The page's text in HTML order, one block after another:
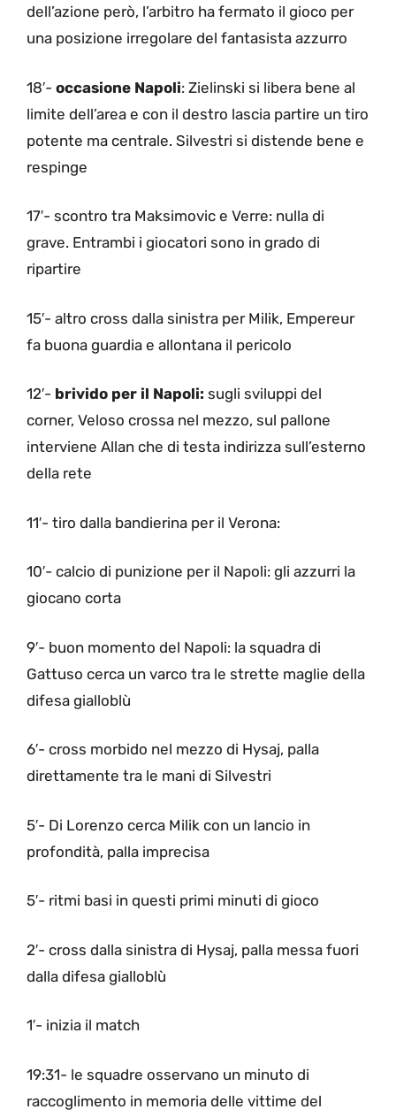
dell’azione però, l’arbitro ha fermato il gioco per
una posizione irregolare del fantasista azzurro
18′- occasione Napoli: Zielinski si libera bene al
limite dell’area e con il destro lascia partire un tiro
potente ma centrale. Silvestri si distende bene e
respinge
17′- scontro tra Maksimovic e Verre: nulla di
grave. Entrambi i giocatori sono in grado di
ripartire
15′- altro cross dalla sinistra per Milik, Empereur
fa buona guardia e allontana il pericolo
12′- brivido per il Napoli: sugli sviluppi del
corner, Veloso crossa nel mezzo, sul pallone
interviene Allan che di testa indirizza sull’esterno
della rete
11′- tiro dalla bandierina per il Verona:
10′- calcio di punizione per il Napoli: gli azzurri la
giocano corta
9′- buon momento del Napoli: la squadra di
Gattuso cerca un varco tra le strette maglie della
difesa gialloblù
6′- cross morbido nel mezzo di Hysaj, palla
direttamente tra le mani di Silvestri
5′- Di Lorenzo cerca Milik con un lancio in
profondità, palla imprecisa
5′- ritmi basi in questi primi minuti di gioco
2′- cross dalla sinistra di Hysaj, palla messa fuori
dalla difesa gialloblù
1′- inizia il match
19:31- le squadre osservano un minuto di
raccoglimento in memoria delle vittime del